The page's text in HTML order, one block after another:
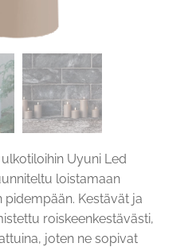
Uyuni Led
loistamaan
pidempään. Kestävät ja
roiskeenkestävästi,
joten ne sopivat